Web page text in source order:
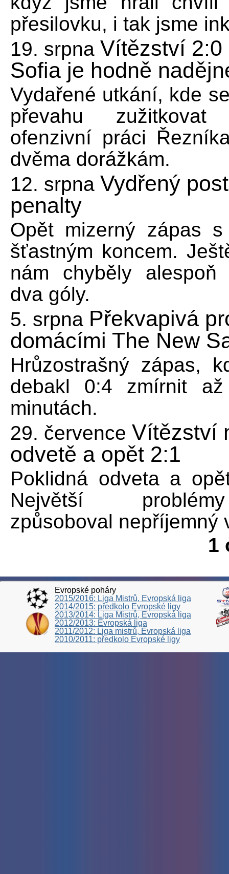
přesilovku, i tak jsme
19. srpna Vítězství 2:0
Sofia je hodně
Vydařené utkání, kde
převahu
ofenzivní práci
dvěma dorážkám.
12. srpna Vydřený
penalty
Opět mizerný zápas
šťastným koncem.
nám chyběly alespoň
dva góly.
5. srpna Překvapivá
domácími The New
Hrůzostrašný zápas,
debakl 0:4 zmírnit
minutách.
29. července Vítězství
odvetě a opět 2:1
Poklidná odveta a
Největší
způsoboval nepříjemný
1
Evropské poháry
2015/2016: Liga Mistrů, Evropská liga
2014/2015: předkolo Evropské ligy
2013/2014: Liga Mistrů, Evropská liga
2012/2013: Evropská liga
2011/2012: Liga mistrů, Evropská liga
2010/2011: předkolo Evropské ligy